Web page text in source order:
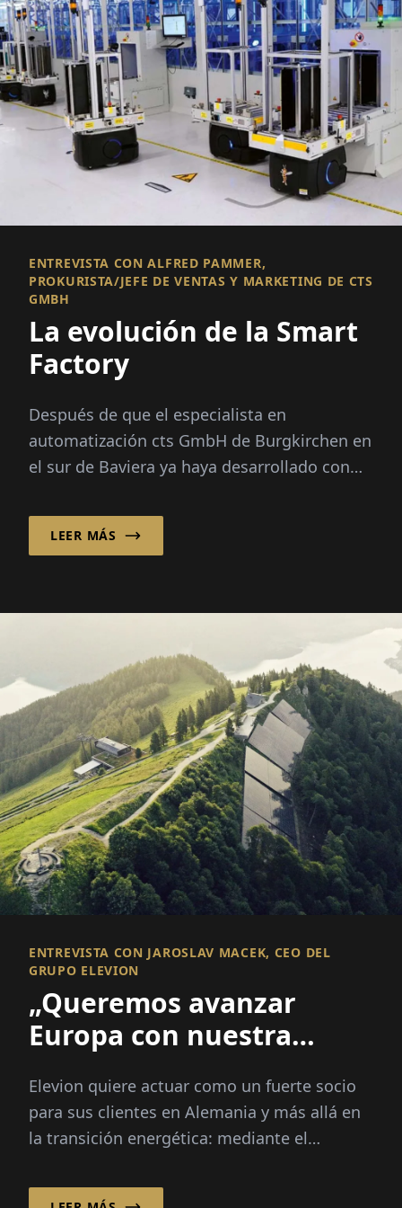
ENTREVISTA CON ALFRED PAMMER,
PROKURISTA/JEFE DE VENTAS Y MARKETING DE CTS
GMBH
La evolución de la Smart
Factory
Después de que el especialista en
automatización cts GmbH de Burgkirchen en
el sur de Baviera ya haya desarrollado con
inteligente para aplicaciones de almacén...
LEER MÁS
ENTREVISTA CON JAROSLAV MACEK, CEO DEL
GRUPO ELEVION
„Queremos avanzar
Europa con nuestra
Elevion quiere actuar como un fuerte socio
para sus clientes en Alemania y más allá en
la transición energética: mediante el